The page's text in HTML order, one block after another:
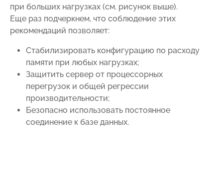
при больших нагрузках (см. рисунок выше).
Еще раз подчеркнем, что соблюдение этих
рекомендаций позволяет:
Стабилизировать конфигурацию по расходу
памяти при любых нагрузках;
Защитить сервер от процессорных
перегрузок и общей регрессии
производительности;
Безопасно использовать постоянное
соединение к базе данных.